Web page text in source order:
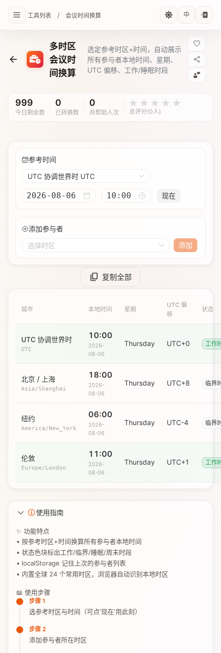
工具列表 / 会议时间换算 中
多时区
会议时
间换算
选定参考时区+时间，自动展示
所有参与者本地时间、星期、
UTC 偏移、工作/睡眠时段
999
今日剩余数
0
已转换数
0
共帮助人次 总评分(0人)
参考时间
UTC 协调世界时 UTC
现在
添加参与者
选择时区
添加
复制全部
城市 本地时间 星期
UTC 偏
移
状态
UTC 协调世界时
UTC
10:00
2026-
08-06
Thursday UTC+0 工作
北京 / 上海
Asia/Shanghai
18:00
2026-
08-06
Thursday UTC+8 临界
纽约
America/New_York
06:00
2026-
08-06
Thursday UTC-4 临界
伦敦
Europe/London
11:00
2026-
08-06
Thursday UTC+1 工作
使用指南
✨ 功能特点
• 按参考时区+时间换算所有参与者本地时间
• 状态色块标出工作/临界/睡眠/周末时段
• localStorage 记住上次的参与者列表
• 内置全球 24 个常用时区，浏览器自动识别本地时区
📖 使用步骤
步骤 1
选参考时区与时间（可点'现在'用此刻）
步骤 2
添加参与者所在时区